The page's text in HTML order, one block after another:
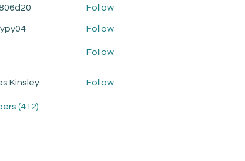
Follow
Follow
Follow
Kinsley Follow
(412)